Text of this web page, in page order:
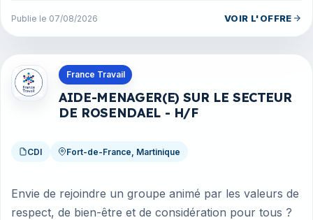
Publie le 07/08/2026 VOIR L'OFFRE
France Travail
AIDE-MENAGER(E) SUR LE SECTEUR
DE ROSENDAEL - H/F
CDI Fort-de-France, Martinique
Envie de rejoindre un groupe animé par les valeurs de
respect, de bien-être et de considération pour tous ?
Offres en Martinique